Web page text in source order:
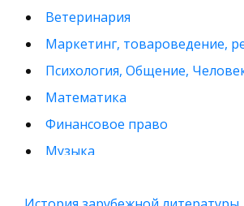
Ветеринария
Маркетинг, товароведение,
Психология, Общение,
Математика
Финансовое право
Музыка
кредитные отношения